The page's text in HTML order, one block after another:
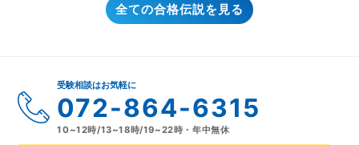
全ての合格伝説を見る
受験相談はお気軽に
072-864-6315
10~12時/13~18時/19~22時・年中無休